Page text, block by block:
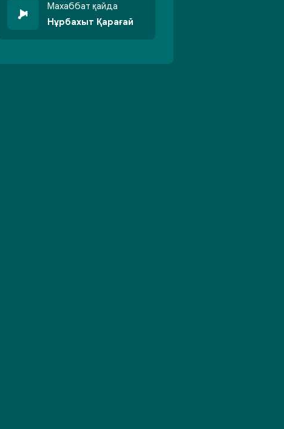
Махаббат қайда
Нұрбахыт Қарағай